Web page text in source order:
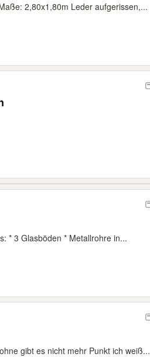
2,80x1,80m Leder aufgerissen,...
* 3 Glasböden * Metallrohre in...
gibt es nicht mehr Punkt ich weiß...